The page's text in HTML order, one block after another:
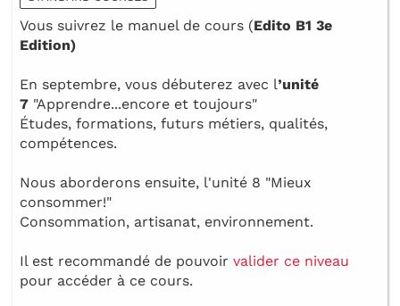
Vous suivrez le manuel de cours (Edito B1 3e
Edition)
En septembre, vous débuterez avec l’unité
7 "Apprendre...encore et toujours"
Études, formations, futurs métiers, qualités,
compétences.
Nous aborderons ensuite, l'unité 8 "Mieux
consommer!"
Consommation, artisanat, environnement.
Il est recommandé de pouvoir valider ce niveau
pour accéder à ce cours.